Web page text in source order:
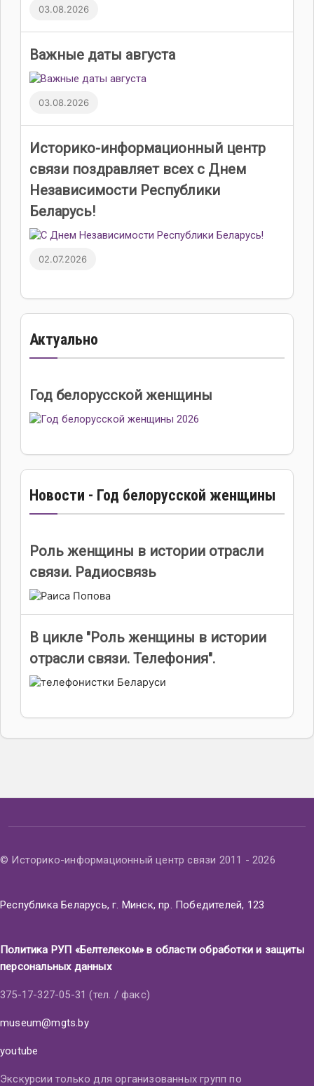
03.08.2026
Важные даты августа
03.08.2026
Историко-информационный центр
связи поздравляет всех с Днем
Независимости Республики
Беларусь!
02.07.2026
Актуально
Год белорусской женщины
Новости - Год белорусской женщины
Роль женщины в истории отрасли
связи. Радиосвязь
В цикле "Роль женщины в истории
отрасли связи. Телефония".
© Историко-информационный центр связи 2011 - 2026
Республика Беларусь, г. Минск, пр. Победителей, 123
Политика РУП «Белтелеком» в области обработки и защиты
персональных данных
375-17-327-05-31 (тел. / факс)
museum@mgts.by
youtube
Экскурсии только для организованных групп по